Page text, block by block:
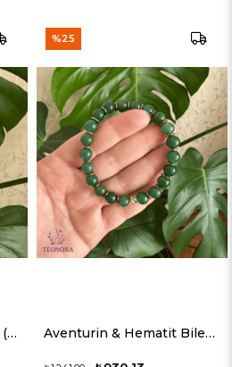
Sitrin & Hematit Bileklik (8mm) Aventurin & Hematit Bileklik (8mm)
%25